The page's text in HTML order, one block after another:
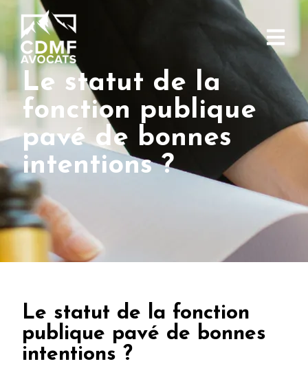
Le statut de la
fonction publique
pavé de bonnes
intentions ?
Le statut de la fonction
publique pavé de bonnes
intentions ?